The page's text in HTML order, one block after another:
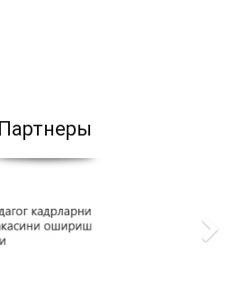
Партнеры